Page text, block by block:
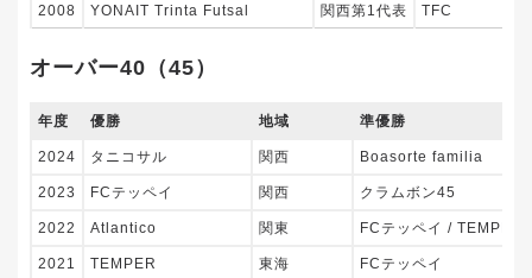
2008 YONAIT Trinta Futsal 関西第1代表 TFC
オーバー40（45）
年度 優勝 地域 準優勝
2024 タニコサル 関西 Boasorte familia
2023 FCテッペイ 関西 クラムボン45
2022 Atlantico 関東 FCテッペイ / TEMPER
2021 TEMPER 東海 FCテッペイ